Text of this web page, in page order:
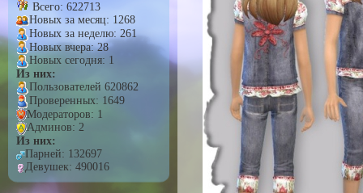
Всего: 622713
Новых за месяц: 1268
Новых за неделю: 261
Новых вчера: 28
Новых сегодня: 1
Из них:
Пользователей 620862
Проверенных: 1649
Модераторов: 1
Админов: 2
Из них:
Парней: 132697
Девушек: 490016